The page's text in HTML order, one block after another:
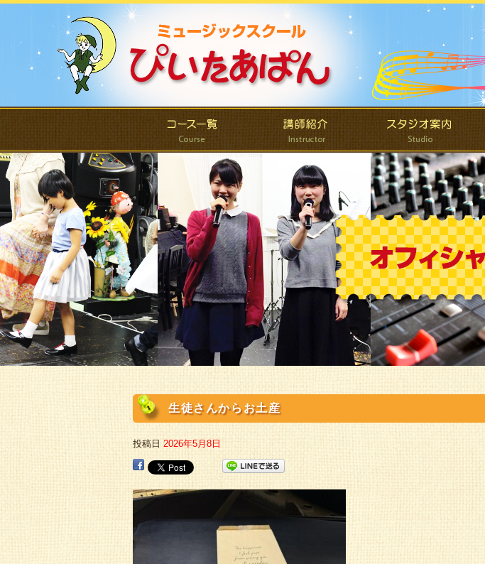
生徒さんからお土産
投稿日 2026年5月8日